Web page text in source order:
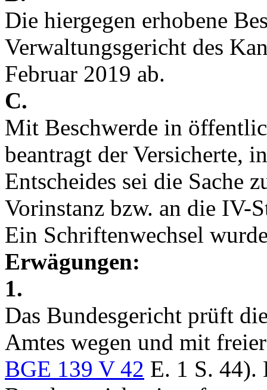
Die hiergegen erhobene
Verwaltungsgericht des
Februar 2019 ab.
C.
Mit Beschwerde in
beantragt der Versicherte,
Entscheides sei die Sache
Vorinstanz bzw. an die IV-
Ein Schriftenwechsel
Erwägungen:
1.
Das Bundesgericht prüft
Amtes wegen und mit
BGE 139 V 42 E. 1 S. 44).